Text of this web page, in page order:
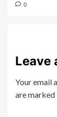
0
Leave
Your email
are marked